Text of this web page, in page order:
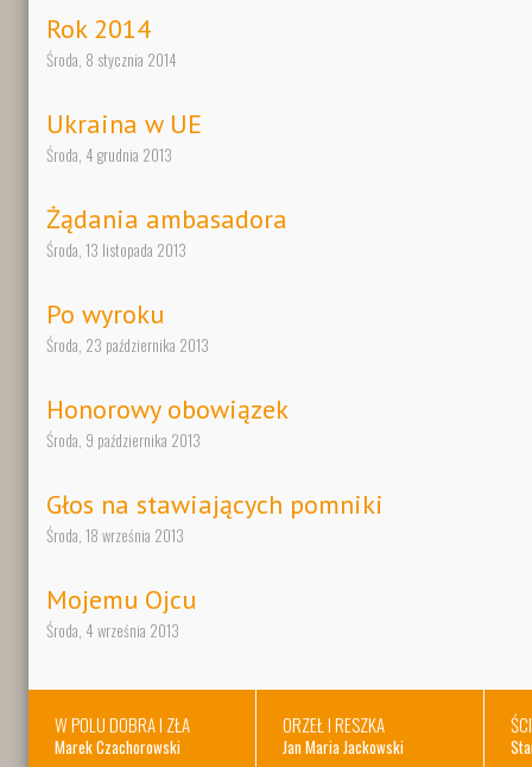
Rok 2014
Środa, 8 stycznia 2014
Ukraina w UE
Środa, 4 grudnia 2013
Żądania ambasadora
Środa, 13 listopada 2013
Po wyroku
Środa, 23 października 2013
Honorowy obowiązek
Środa, 9 października 2013
Głos na stawiających pomniki
Środa, 18 września 2013
Mojemu Ojcu
Środa, 4 września 2013
W POLU DOBRA I ZŁA
Marek Czachorowski
ORZEŁ I RESZKA
Jan Maria Jackowski